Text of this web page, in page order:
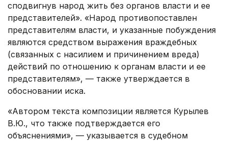
сподвигнув народ жить без органов власти и ее
представителей». «Народ противопоставлен
представителям власти, и указанные побуждения
являются средством выражения враждебных
(связанных с насилием и причинением вреда)
действий по отношению к органам власти и ее
представителям», — также утверждается в
обосновании иска.
«Автором текста композиции является Курылев
В.Ю., что также подтверждается его
объяснениями», — указывается в судебном